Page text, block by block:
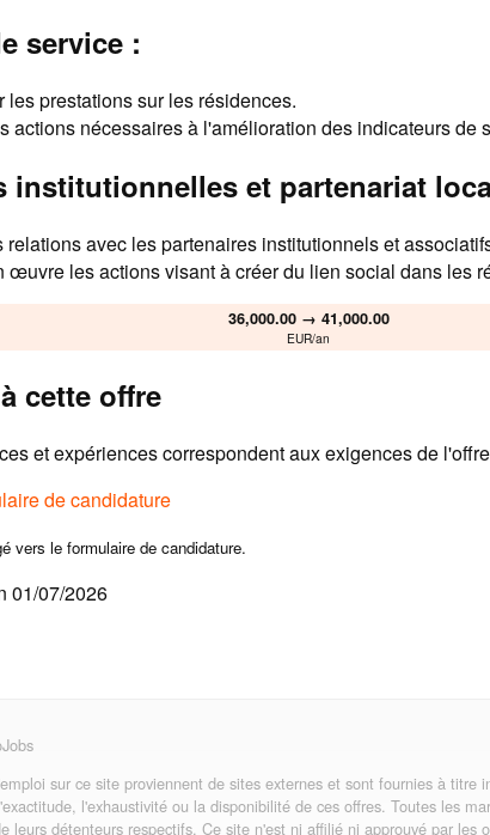
service :
les prestations sur les résidences.
actions nécessaires à l'amélioration des indicateurs de
institutionnelles et partenariat
relations avec les partenaires institutionnels et
œuvre les actions visant à créer du lien social dans les
36,000.00 → 41,000.00
EUR/an
cette offre
et expériences correspondent aux exigences de
de candidature
vers le formulaire de candidature.
01/07/2026
sur ce site proviennent de sites externes et sont fournies à titre
l'exhaustivité ou la disponibilité de ces offres. Toutes les
leurs détenteurs respectifs. Ce site n'est ni affilié ni approuvé par les